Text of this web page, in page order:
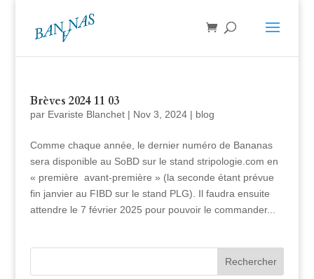
Brèves 2024 11 03
par Evariste Blanchet| Nov 3, 2024| blog
Comme chaque année, le dernier numéro de Bananas
sera disponible au SoBD sur le stand stripologie.com en
« première avant-première » (la seconde étant prévue
fin janvier au FIBD sur le stand PLG). Il faudra ensuite
attendre le 7 février 2025 pour pouvoir le commander...